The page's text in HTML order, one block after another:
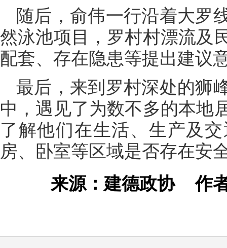
随后，俞伟一行沿着大罗
然泳池项目，罗村村漂流及
配套、存在隐患等提出建议
最后，来到罗村深处的狮
中，遇见了为数不多的本地
了解他们在生活、生产及
房、卧室等区域是否存在安
来源：建德政协作